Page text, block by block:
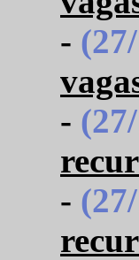
-
-
-